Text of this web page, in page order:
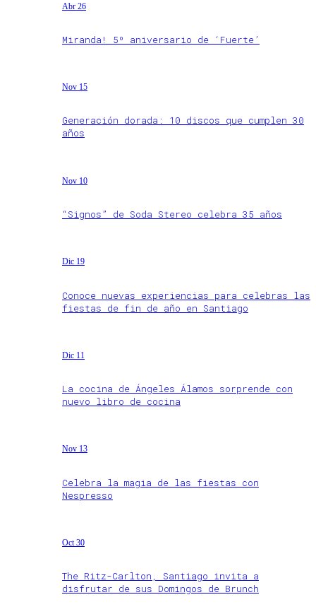
Abr 26
Miranda! 5º aniversario de ‘Fuerte’
Nov 15
Generación dorada: 10 discos que cumplen 30
años
Nov 10
“Signos” de Soda Stereo celebra 35 años
Dic 19
Conoce nuevas experiencias para celebras las
fiestas de fin de año en Santiago
Dic 11
La cocina de Ángeles Álamos sorprende con
nuevo libro de cocina
Nov 13
Celebra la magia de las fiestas con
Nespresso
Oct 30
The Ritz-Carlton, Santiago invita a
disfrutar de sus Domingos de Brunch